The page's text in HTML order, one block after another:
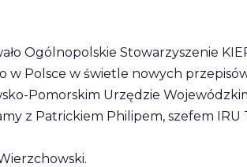
Ogólnopolskie Stowarzyszenie
Polsce w świetle nowych
Pomorskim Urzędzie
z Patrickiem Philipem, szefem IRU